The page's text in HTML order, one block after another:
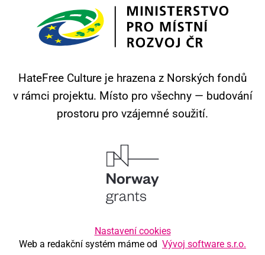
HateFree Culture je hrazena z Norských fondů
v rámci projektu. Místo pro všechny — budování
prostoru pro vzájemné soužití.
Nastavení cookies
Web a redakční systém máme od Vývoj software s.r.o.